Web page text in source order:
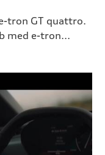
tron GT quattro.
med e-tron...